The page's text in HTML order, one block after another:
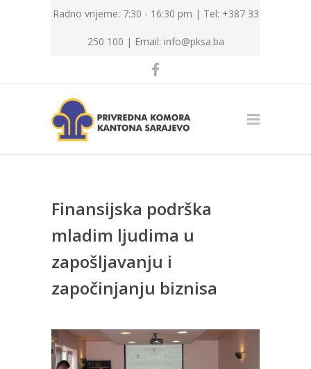
Radno vrijeme: 7:30 - 16:30 pm | Tel: +387 33
250 100 | Email: info@pksa.ba
Finansijska podrška
mladim ljudima u
zapošljavanju i
započinjanju biznisa